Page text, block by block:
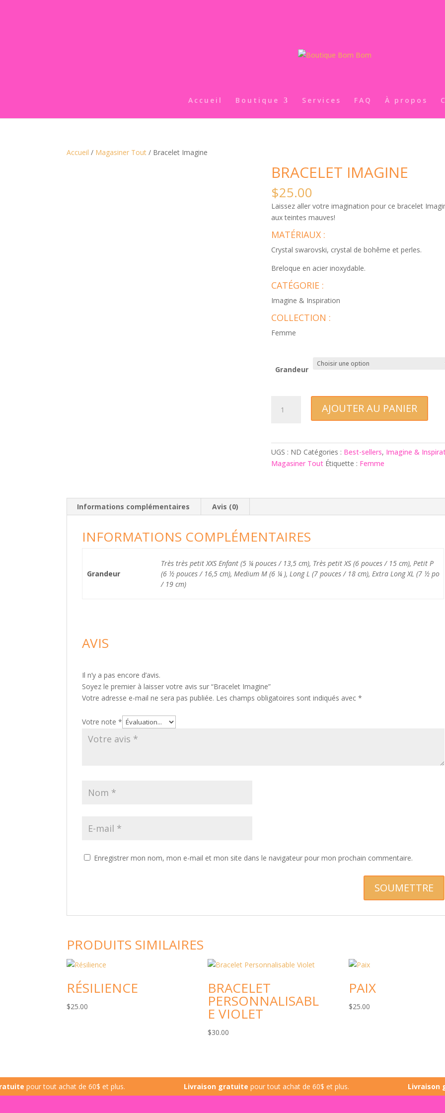
Accueil Boutique Services FAQ À propos
Accueil / Magasiner Tout / Bracelet Imagine
BRACELET IMAGINE
$25.00
Laissez aller votre imagination pour ce bracelet
aux teintes mauves!
MATÉRIAUX :
Crystal swarovski, crystal de bohême et perles.
Breloque en acier inoxydable.
CATÉGORIE :
Imagine & Inspiration
COLLECTION :
Femme
Grandeur
AJOUTER AU PANIER
UGS : ND Catégories : Best-sellers, Imagine &
Magasiner Tout Étiquette : Femme
Informations complémentaires Avis (0)
INFORMATIONS COMPLÉMENTAIRES
Grandeur
Très très petit XXS Enfant (5 ¼ pouces / 13,5 cm), Très petit XS (6 pouces / 15 cm), Petit P
(6 ½ pouces / 16,5 cm), Medium M (6 ¼ ), Long L (7 pouces / 18 cm), Extra Long XL (7 ½ po
/ 19 cm)
AVIS
Il n’y a pas encore d’avis.
Soyez le premier à laisser votre avis sur “Bracelet Imagine”
Votre adresse e-mail ne sera pas publiée. Les champs obligatoires sont indiqués avec*
Votre note*
Enregistrer mon nom, mon e-mail et mon site dans le navigateur pour mon prochain commentaire.
PRODUITS SIMILAIRES
RÉSILIENCE
$25.00
BRACELET
PERSONNALISABL
E VIOLET
$30.00
PAIX
$25.00
pour tout achat de 60$ et plus. Livraison gratuitepour tout achat de 60$ et plus. Livraison